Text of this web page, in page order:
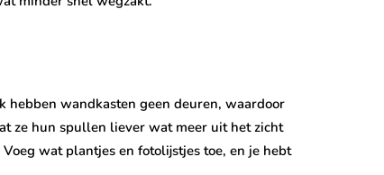
hebben wandkasten geen deuren, waardoor
ze hun spullen liever wat meer uit het zicht
wat plantjes en fotolijstjes toe, en je hebt